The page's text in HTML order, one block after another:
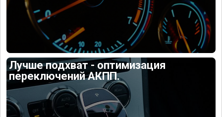
Лучше подхват - оптимизация
переключений АКПП.